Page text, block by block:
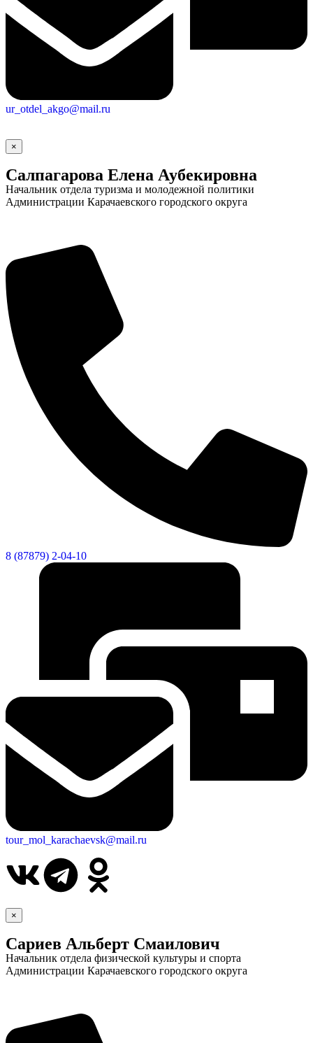
ur_otdel_akgo@mail.ru
×
Салпагарова Елена Аубекировна
Начальник отдела туризма и молодежной политики
Администрации Карачаевского городского округа
8 (87879) 2-04-10
tour_mol_karachaevsk@mail.ru
×
Сариев Альберт Смаилович
Начальник отдела физической культуры и спорта
Администрации Карачаевского городского округа